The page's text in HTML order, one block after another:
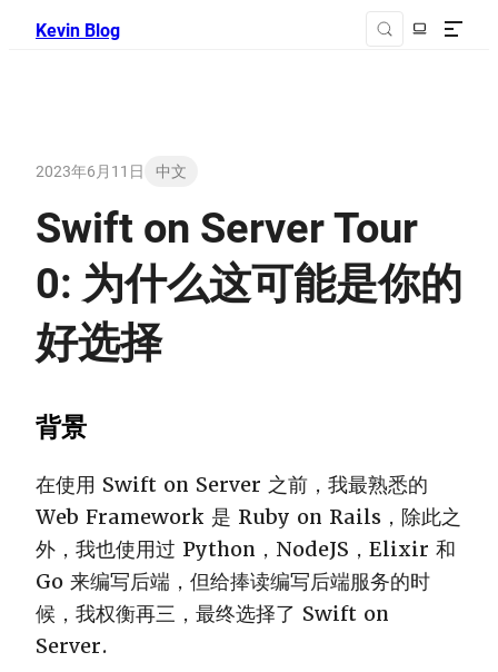
Kevin Blog
2023年6月11日 中文
Swift on Server Tour
0: 为什么这可能是你的
好选择
背景
在使用 Swift on Server 之前，我最熟悉的
Web Framework 是 Ruby on Rails，除此之
外，我也使用过 Python，NodeJS，Elixir 和
Go 来编写后端，但给捧读编写后端服务的时
候，我权衡再三，最终选择了 Swift on
Server.